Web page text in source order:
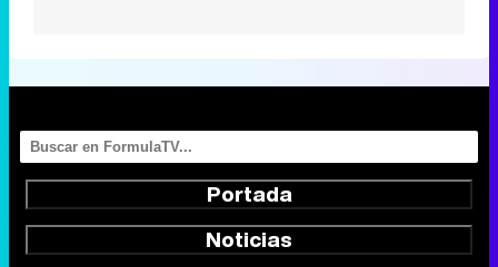
Portada
Noticias